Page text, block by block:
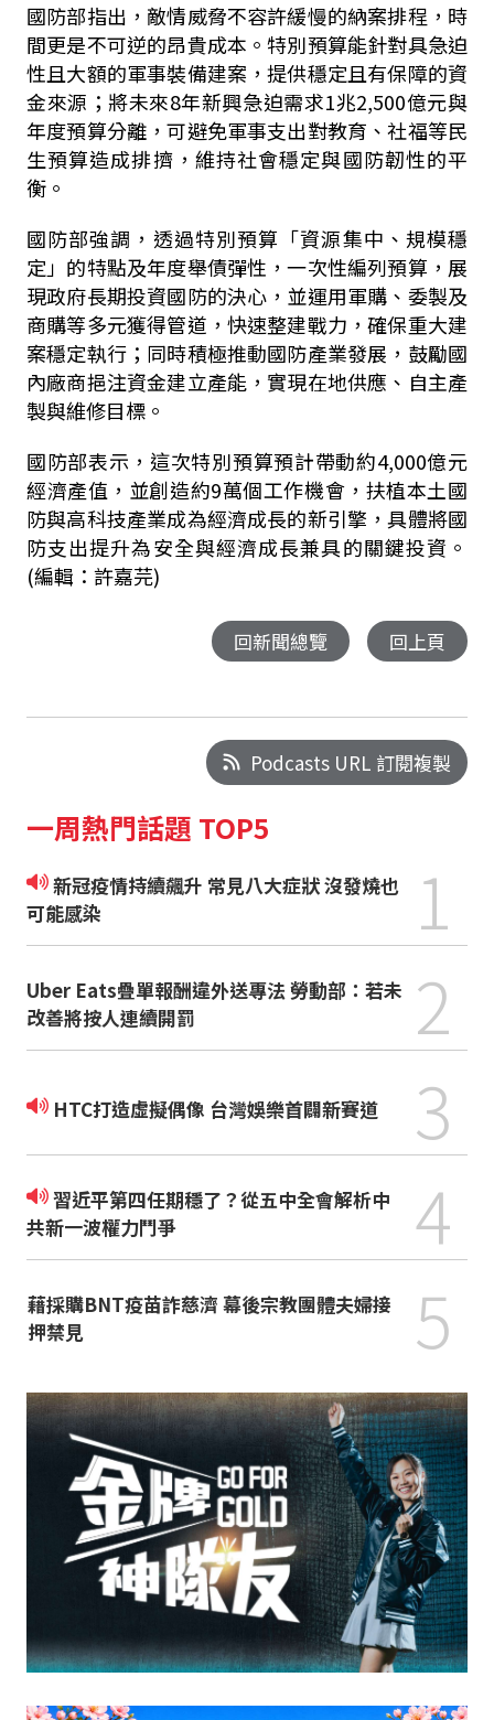
國防部指出，敵情威脅不容許緩慢的納案排程，時
間更是不可逆的昂貴成本。特別預算能針對具急迫
性且大額的軍事裝備建案，提供穩定且有保障的資
金來源；將未來8年新興急迫需求1兆2,500億元與
年度預算分離，可避免軍事支出對教育、社福等民
生預算造成排擠，維持社會穩定與國防韌性的平
衡。
國防部強調，透過特別預算「資源集中、規模穩
定」的特點及年度舉債彈性，一次性編列預算，展
現政府長期投資國防的決心，並運用軍購、委製及
商購等多元獲得管道，快速整建戰力，確保重大建
案穩定執行；同時積極推動國防產業發展，鼓勵國
內廠商挹注資金建立產能，實現在地供應、自主產
製與維修目標。
國防部表示，這次特別預算預計帶動約4,000億元
經濟產值，並創造約9萬個工作機會，扶植本土國
防與高科技產業成為經濟成長的新引擎，具體將國
防支出提升為安全與經濟成長兼具的關鍵投資。
(編輯：許嘉芫)
回新聞總覽 回上頁
Podcasts URL 訂閱複製
一周熱門話題 TOP5
新冠疫情持續飆升 常見八大症狀 沒發燒也
可能感染
1
Uber Eats疊單報酬違外送專法 勞動部：若未
改善將按人連續開罰
2
HTC打造虛擬偶像 台灣娛樂首闢新賽道 3
習近平第四任期穩了？從五中全會解析中
共新一波權力鬥爭
4
藉採購BNT疫苗詐慈濟 幕後宗教團體夫婦接
押禁見
5